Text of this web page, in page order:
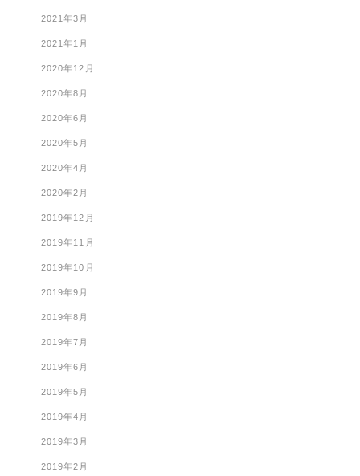
2021年3月
2021年1月
2020年12月
2020年8月
2020年6月
2020年5月
2020年4月
2020年2月
2019年12月
2019年11月
2019年10月
2019年9月
2019年8月
2019年7月
2019年6月
2019年5月
2019年4月
2019年3月
2019年2月